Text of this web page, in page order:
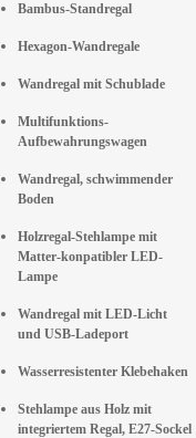
Bambus-Standregal
Hexagon-Wandregale
Wandregal mit Schublade
Multifunktions-
Aufbewahrungswagen
Wandregal, schwimmender
Boden
Holzregal-Stehlampe mit
Matter-konpatibler LED-
Lampe
Wandregal mit LED-Licht
und USB-Ladeport
Wasserresistenter Klebehaken
Stehlampe aus Holz mit
integriertem Regal, E27-Sockel